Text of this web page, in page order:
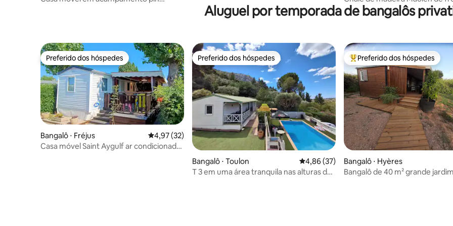
o Maciço dos Maures
Aluguel por temporada de bangalôs
Preferido dos hóspedes
Preferido dos hóspedes
Bangalô ⋅ Fréjus 4,97 de uma avaliação média de 5, 32 avaliações
4,97 (32)
Casa móvel Saint Aygulf ar condicionado
Preferido dos hóspedes
Preferido dos hóspedes
Bangalô ⋅ Toulon 4,86 de uma avaliação média de 5, 37
4,86 (37)
T 3 em uma área tranquila nas alturas de
Entre os melhores preferidos
Preferido dos hóspedes
Bangalô ⋅ Hyères
Bangalô de 40 m² grande jardim a 3